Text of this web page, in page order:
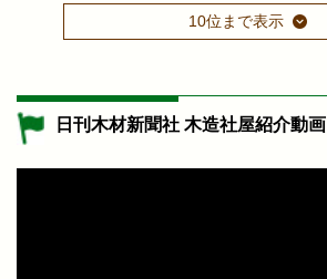
10位まで表示
日刊木材新聞社 木造社屋紹介動画